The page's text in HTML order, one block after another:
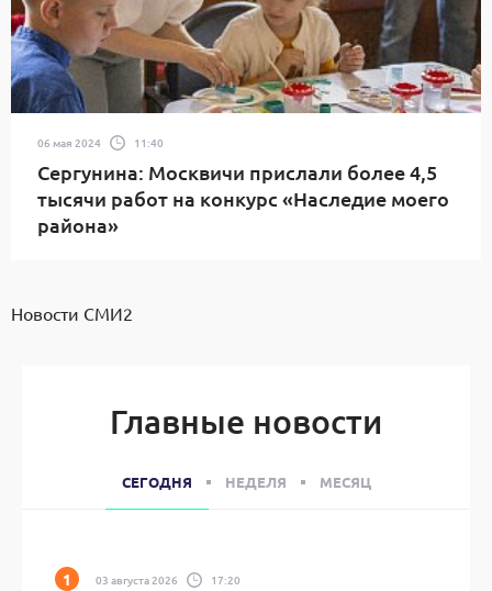
06 мая 2024 11:40
Сергунина: Москвичи прислали более 4,5
тысячи работ на конкурс «Наследие моего
района»
Новости СМИ2
Главные новости
СЕГОДНЯ НЕДЕЛЯ МЕСЯЦ
03 августа 2026 17:20